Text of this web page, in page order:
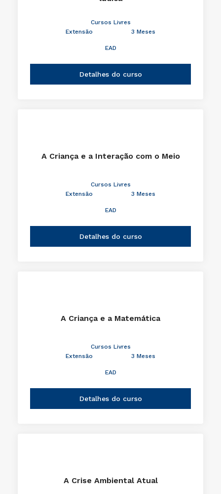
Cursos Livres
Extensão
3 Meses
EAD
Detalhes do curso
A Criança e a Interação com o Meio
Cursos Livres
Extensão
3 Meses
EAD
Detalhes do curso
A Criança e a Matemática
Cursos Livres
Extensão
3 Meses
EAD
Detalhes do curso
A Crise Ambiental Atual